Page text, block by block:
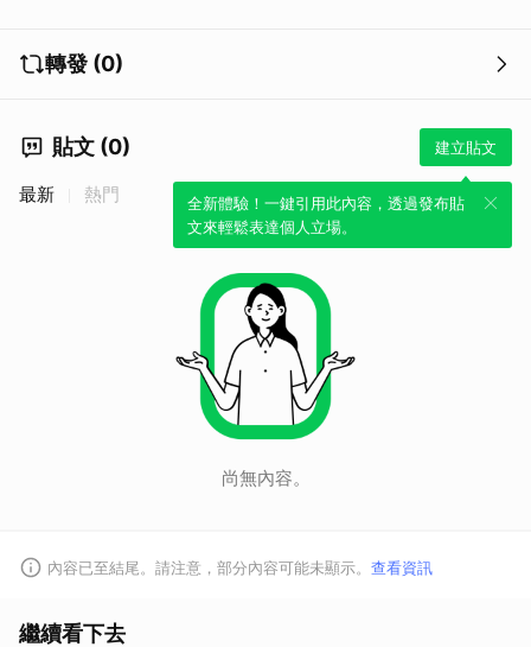
轉發 (0)
貼文 (0) 建立貼文
全新體驗！一鍵引用此內容，透過發布貼
文來輕鬆表達個人立場。
最新 熱門
尚無內容。
內容已至結尾。請注意，部分內容可能未顯示。 查看資訊
繼續看下去